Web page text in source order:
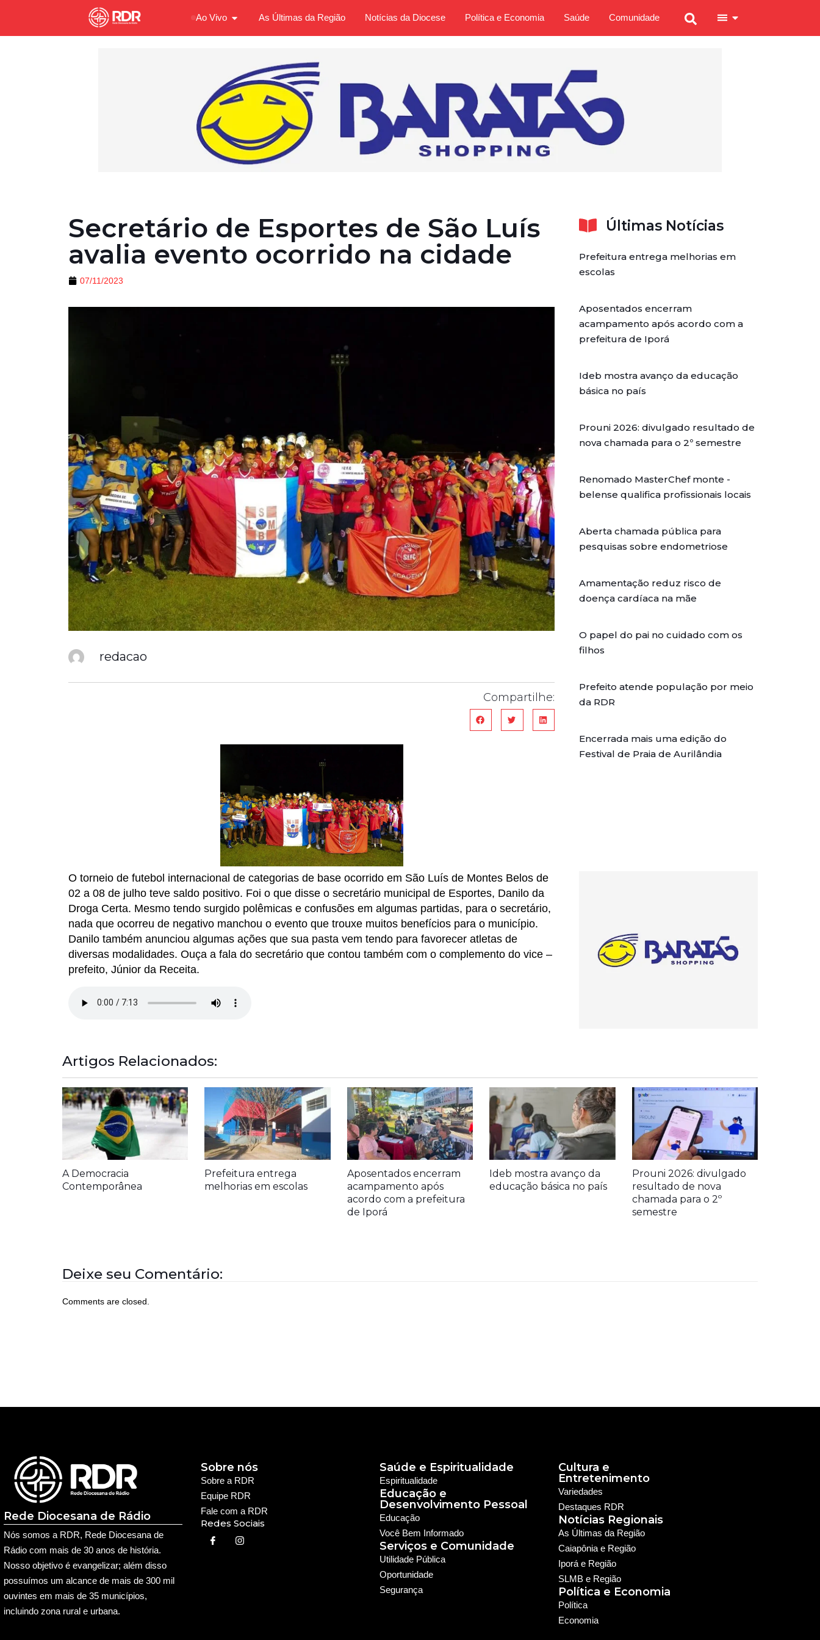
Ao Vivo As Últimas da Região Notícias da Diocese Política e Economia Saúde Comunidade
Secretário de Esportes de São Luís
avalia evento ocorrido na cidade
07/11/2023
redacao
Compartilhe:
O torneio de futebol internacional de categorias de base ocorrido em São Luís de Montes Belos de
02 a 08 de julho teve saldo positivo. Foi o que disse o secretário municipal de Esportes, Danilo da
Droga Certa. Mesmo tendo surgido polêmicas e confusões em algumas partidas, para o secretário,
nada que ocorreu de negativo manchou o evento que trouxe muitos benefícios para o município.
Danilo também anunciou algumas ações que sua pasta vem tendo para favorecer atletas de
diversas modalidades. Ouça a fala do secretário que contou também com o complemento do vice –
prefeito, Júnior da Receita.
Últimas Notícias
Prefeitura entrega melhorias em
escolas
Aposentados encerram
acampamento após acordo com a
prefeitura de Iporá
Ideb mostra avanço da educação
básica no país
Prouni 2026: divulgado resultado de
nova chamada para o 2º semestre
Renomado MasterChef monte -
belense qualifica profissionais locais
Aberta chamada pública para
pesquisas sobre endometriose
Amamentação reduz risco de
doença cardíaca na mãe
O papel do pai no cuidado com os
filhos
Prefeito atende população por meio
da RDR
Encerrada mais uma edição do
Festival de Praia de Aurilândia
Artigos Relacionados:
A Democracia
Contemporânea
Prefeitura entrega
melhorias em escolas
Aposentados encerram
acampamento após
acordo com a prefeitura
de Iporá
Ideb mostra avanço da
educação básica no país
Prouni 2026: divulgado
resultado de nova
chamada para o 2º
semestre
Deixe seu Comentário:
Comments are closed.
Rede Diocesana de Rádio
Nós somos a RDR, Rede Diocesana de
Rádio com mais de 30 anos de história.
Nosso objetivo é evangelizar; além disso
possuímos um alcance de mais de 300 mil
ouvintes em mais de 35 municípios,
incluindo zona rural e urbana.
Sobre a RDR
Equipe RDR
Fale com a RDR
Redes Sociais
Sobre nós Saúde e Espiritualidade
Espiritualidade
Educação e
Desenvolvimento Pessoal
Educação
Você Bem Informado
Serviços e Comunidade
Utilidade Pública
Oportunidade
Segurança
Cultura e
Entretenimento
Política e Economia
Notícias Regionais
Política
Economia
As Últimas da Região
Caiapônia e Região
Iporá e Região
SLMB e Região
Variedades
Destaques RDR